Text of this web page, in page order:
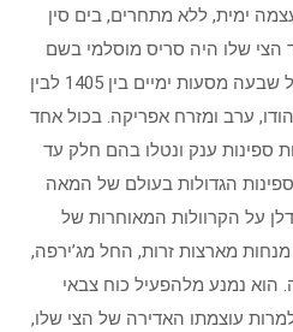
ימית, ללא מתחרים, בים סין
הצי שלו היה סריס מוסלמי בשם
Zheng He), שפיקד על שבעה מסעות ימיים בין 1405 לבין
הודו, ערב ומזרח אפריקה. בכול אחד
ספינות ענק ונטלו בהם חלק עד
הגדולות בעולם של המאה
על הקרוולות המאוחרות של
מארצות זרות, החל מג’ירפה,
הוא נמנע מלהפעיל כוח צבאי
עוצמתו האדירה של הצי שלו,